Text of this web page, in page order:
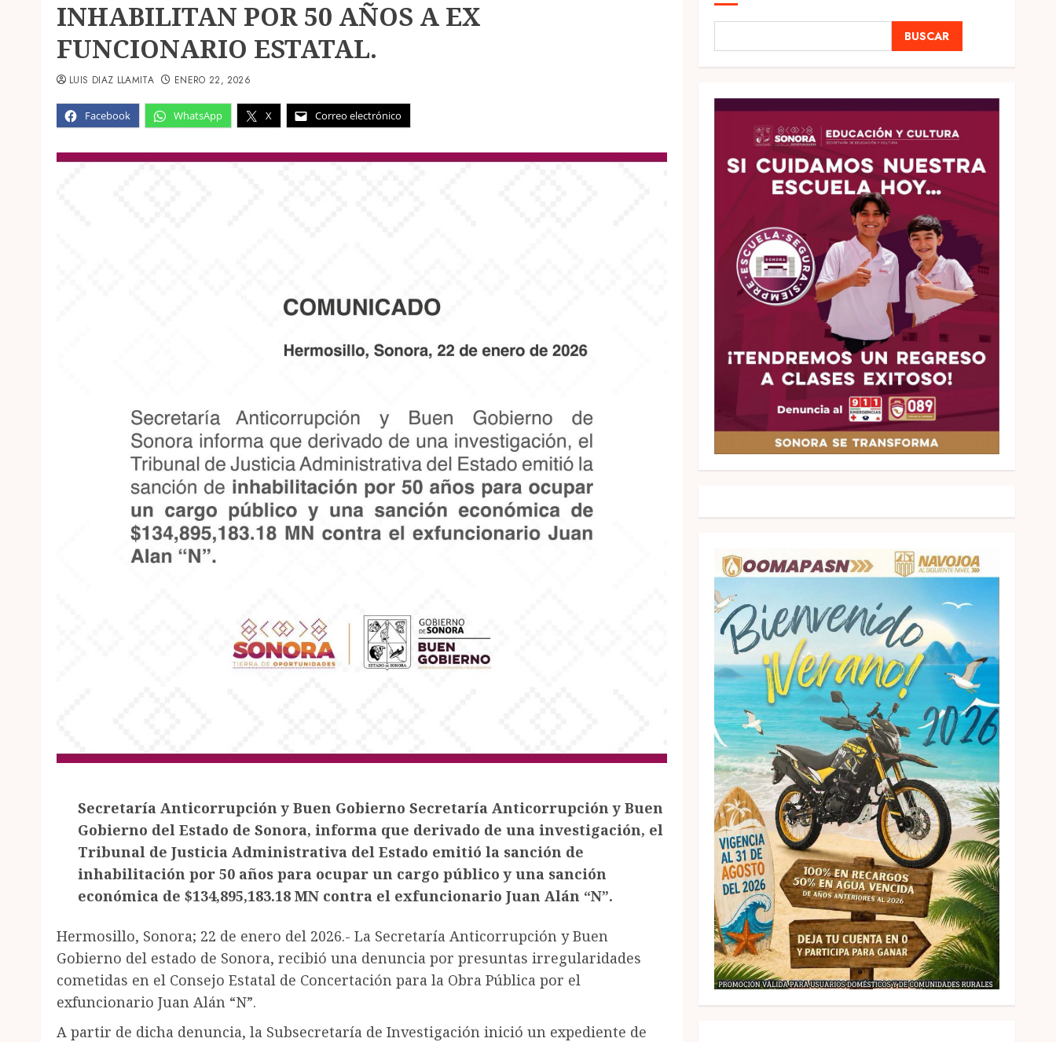
INHABILITAN POR 50 AÑOS A EX
FUNCIONARIO ESTATAL.
Facebook WhatsApp X Correo electrónico
LUIS DIAZ LLAMITA ENERO 22, 2026
Secretaría Anticorrupción y Buen Gobierno Secretaría Anticorrupción y Buen
Gobierno del Estado de Sonora, informa que derivado de una investigación, el
Tribunal de Justicia Administrativa del Estado emitió la sanción de
inhabilitación por 50 años para ocupar un cargo público y una sanción
económica de $134,895,183.18 MN contra el exfuncionario Juan Alán “N”.
Hermosillo, Sonora; 22 de enero del 2026.- La Secretaría Anticorrupción y Buen
Gobierno del estado de Sonora, recibió una denuncia por presuntas irregularidades
cometidas en el Consejo Estatal de Concertación para la Obra Pública por el
exfuncionario Juan Alán “N”.
A partir de dicha denuncia, la Subsecretaría de Investigación inició un expediente de
BUSCAR